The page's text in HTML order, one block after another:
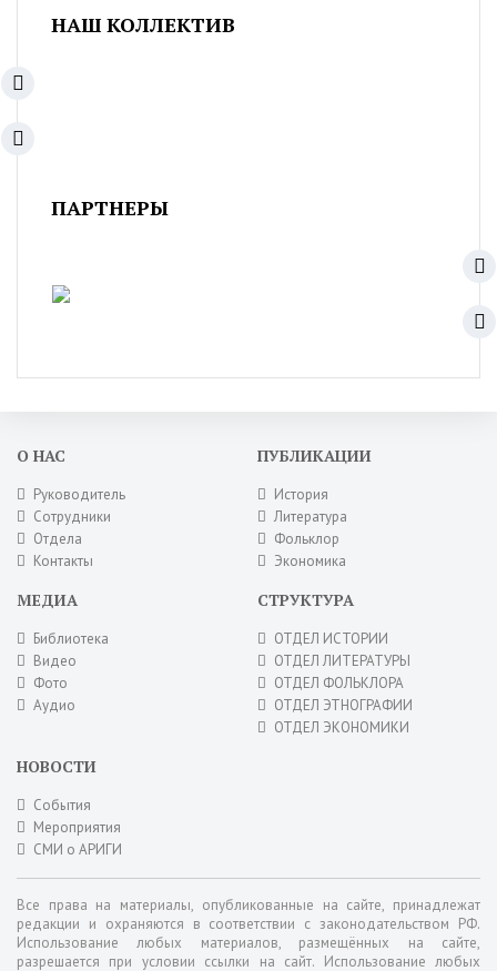
НАШ КОЛЛЕКТИВ
ПАРТНЕРЫ
О НАС
Руководитель
Сотрудники
Отдела
Контакты
ПУБЛИКАЦИИ
История
Литература
Фольклор
Экономика
МЕДИА
Библиотека
Видео
Фото
Аудио
СТРУКТУРА
ОТДЕЛ ИСТОРИИ
ОТДЕЛ ЛИТЕРАТУРЫ
ОТДЕЛ ФОЛЬКЛОРА
ОТДЕЛ ЭТНОГРАФИИ
ОТДЕЛ ЭКОНОМИКИ
НОВОСТИ
События
Мероприятия
СМИ о АРИГИ
Все права на материалы, опубликованные на сайте, принадлежат
редакции и охраняются в соответствии с законодательством РФ.
Использование любых материалов, размещённых на сайте,
разрешается при условии ссылки на сайт. Использование любых